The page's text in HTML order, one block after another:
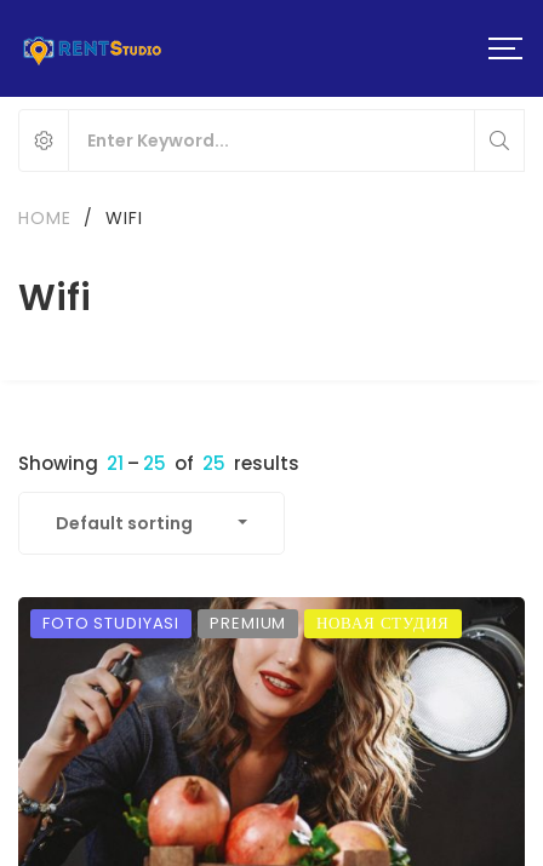
Wifi
HOME / WIFI
Showing 21 – 25 of 25 results
Default sorting
FOTO STUDIYASI PREMIUM НОВАЯ СТУДИЯ